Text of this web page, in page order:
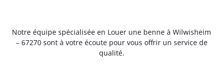
Notre équipe spécialisée en Louer une benne à Wilwisheim
– 67270 sont à votre écoute pour vous offrir un service de
qualité.